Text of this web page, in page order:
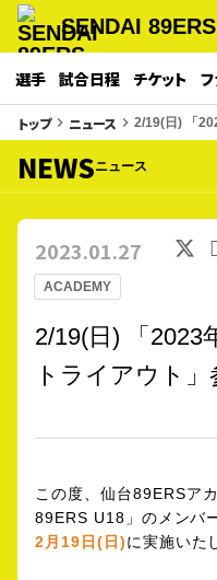
SENDAI 89ERS
選手 試合日程 チケット
トップkeyboard_arrow_right ニュース keyboard_arrow_right 2/19(日) 「
NEWSニュース
ACADEMY
2023.01.27
2/19(日) 「2023
トライアウト
この度、仙台89ERSア
89ERS U18」のメンバ
2月19日(日)に実施いた